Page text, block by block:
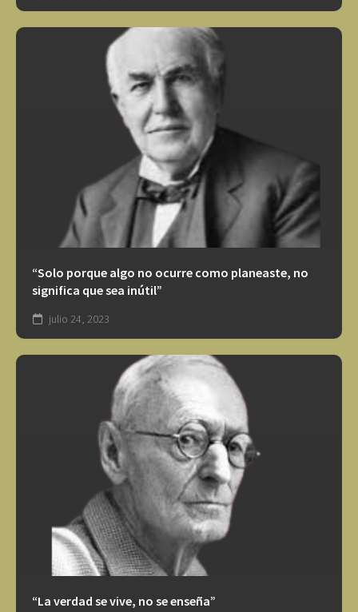
“Solo porque algo no ocurre como planeaste, no
significa que sea inútil”
julio 24, 2023
“La verdad se vive, no se enseña”